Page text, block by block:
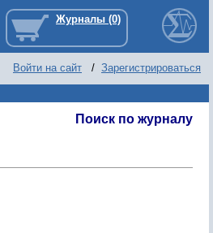
Войти на сайт / Зарегистрироваться
Поиск по журналу